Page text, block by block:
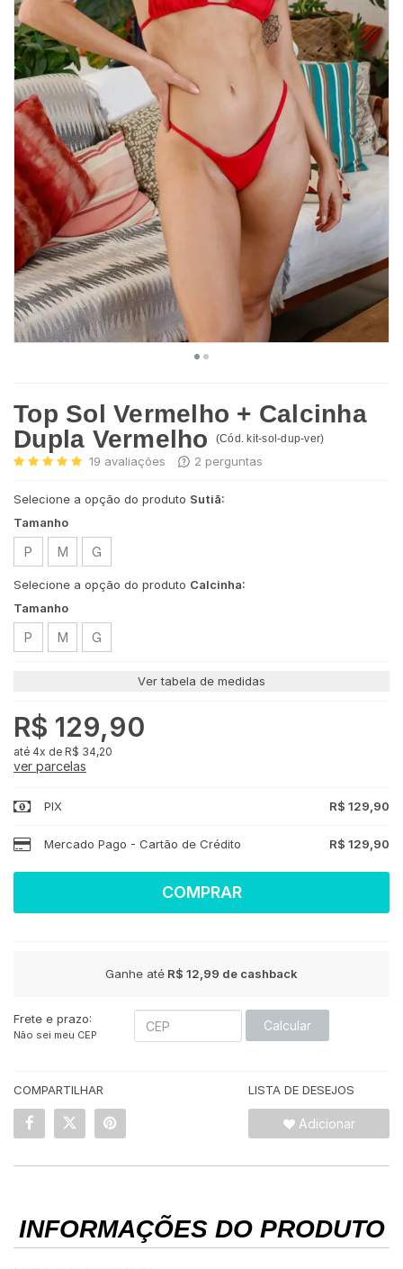
Top Sol Vermelho + Calcinha
Dupla Vermelho
(Cód. kit-sol-dup-ver)
19 avaliações 2 perguntas
Selecione a opção do produto Sutiã:
Tamanho
P M G
Selecione a opção do produto Calcinha:
Tamanho
P M G
Ver tabela de medidas
R$ 129,90
4x de R$ 34,20
ver parcelas
PIX R$ 129,90
Mercado Pago - Cartão de Crédito R$ 129,90
COMPRAR
Ganhe até R$ 12,99 de cashback
Frete e prazo:
Não sei meu CEP
Calcular
COMPARTILHAR LISTA DE DESEJOS
Adicionar
INFORMAÇÕES DO PRODUTO